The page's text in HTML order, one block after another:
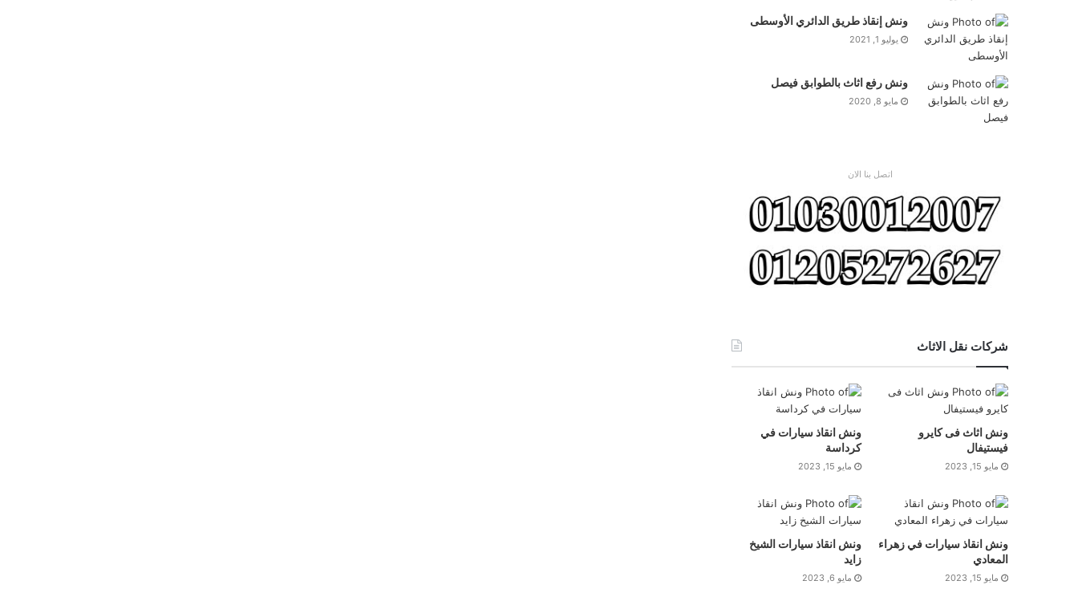
ونش إنقاذ طريق الدائري الأوسطى
يوليو 1, 2021
ونش رفع اثاث بالطوابق فيصل
مايو 8, 2020
اتصل بنا الان
شركات نقل الاثاث
ونش اثاث فى كايرو
فيستيفال
مايو 15, 2023
ونش انقاذ سيارات في
كرداسة
مايو 15, 2023
ونش انقاذ سيارات في زهراء
المعادي
مايو 15, 2023
ونش انقاذ سيارات الشيخ
زايد
مايو 6, 2023